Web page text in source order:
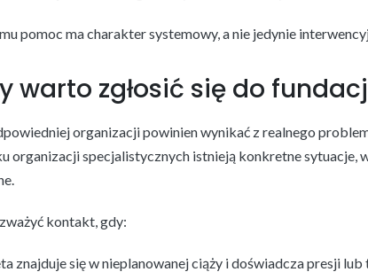
pomoc ma charakter systemowy, a nie jedynie
warto zgłosić się do
organizacji powinien wynikać z realnego
organizacji specjalistycznych istnieją konkretne sytuacje,
kontakt, gdy:
znajduje się w nieplanowanej ciąży i doświadcza presji lub